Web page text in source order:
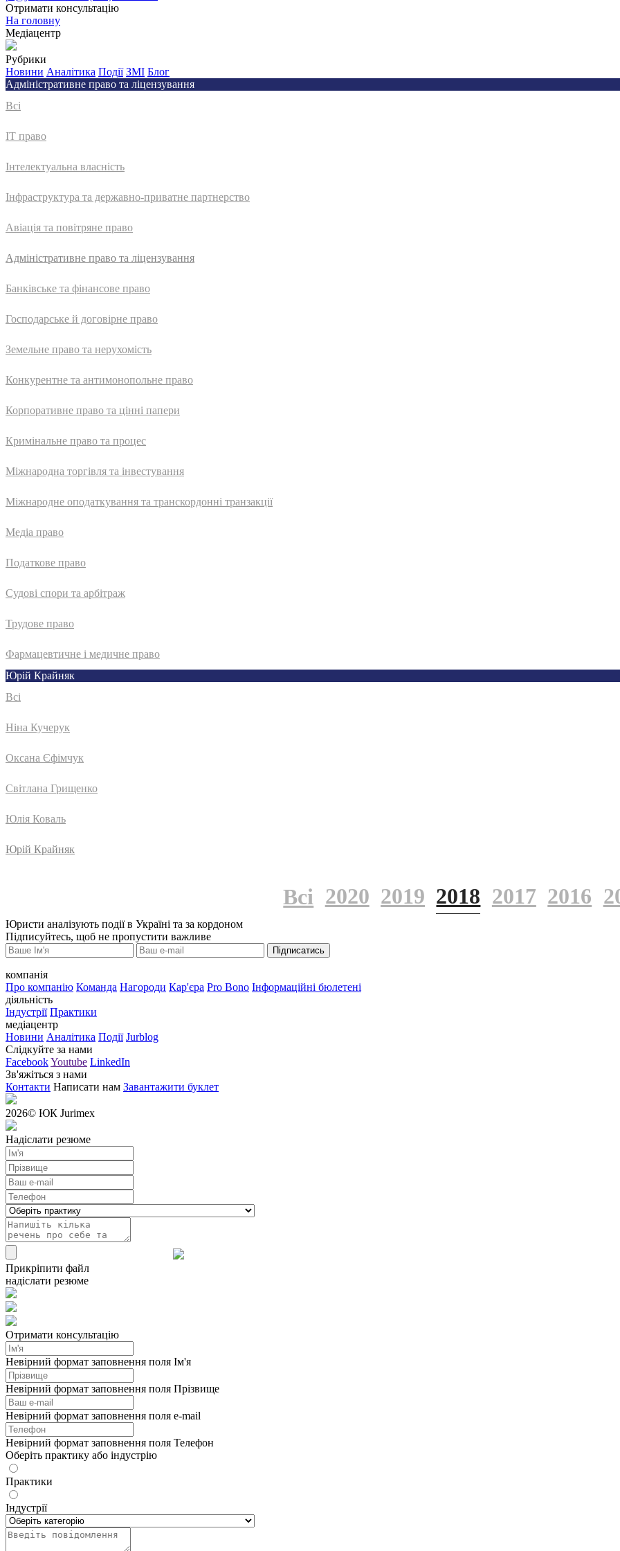
Отримати консультацію
На головну
Медіацентр
Рубрики
Новини Аналітика Події ЗМІ Блог
Адмiнiстративне право та лiцензування
Всі
IT право
Інтелектуальна власність
Інфраструктура та державно-приватне партнерство
Авіація та повітряне право
Адмiнiстративне право та лiцензування
Банківське та фінансове право
Господарське й договірне право
Земельне право та нерухомість
Конкурентне та антимонопольне право
Корпоративне право та цінні папери
Кримінальне право та процес
Міжнародна торгівля та інвестування
Міжнародне оподаткування та транскордонні транзакції
Медіа право
Податкове право
Судові спори та арбітраж
Трудове право
Фармацевтичне і медичне право
Юрій Крайняк
Всі
Ніна Кучерук
Оксана Єфімчук
Світлана Грищенко
Юлія Коваль
Юрій Крайняк
Всі 2016
2017
2018
2019
2020
Юристи аналізують події в Україні та за кордоном
Підписуйтесь, щоб не пропустити важливе
Підписатись
компанія
Про компанію Команда Нагороди Кар'єра Pro Bono Інформаційні бюлетені
діяльність
Індустрії Практики
медіацентр
Новини Аналітика Події Jurblog
Слідкуйте за нами
FacebookYoutube LinkedIn
Зв'яжіться з нами
Контакти Написати нам Завантажити буклет
2026© ЮК Jurimex
Надіслати резюме
Прикріпити файл
надіслати резюме
Отримати консультацію
Невірний формат заповнення поля Ім'я
Невірний формат заповнення поля Прізвище
Невірний формат заповнення поля e-mail
Невірний формат заповнення поля Телефон
Оберіть практику або індустрію
Практики
Індустрії